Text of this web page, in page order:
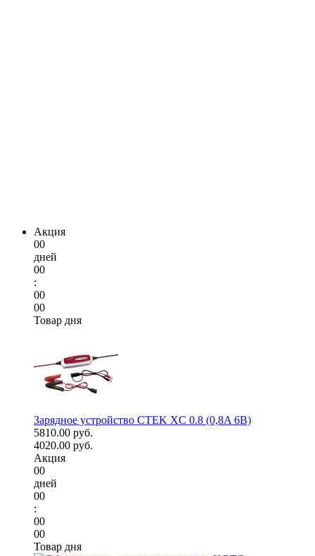
Акция
00
дней
00
:
00
00
Товар дня
Зарядное устройство CTEK XC 0.8 (0,8A 6В)
5810.00 руб.
4020.00 руб.
Акция
00
дней
00
:
00
00
Товар дня